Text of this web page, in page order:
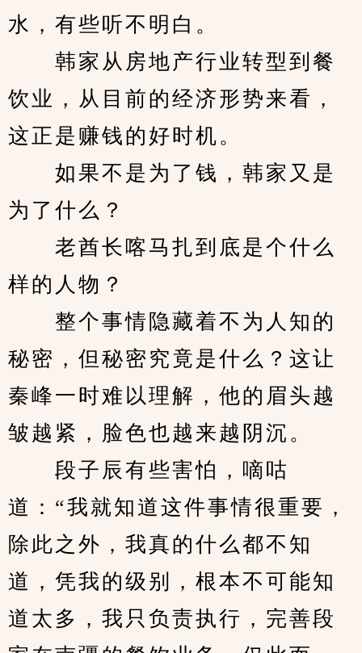
水，有些听不明白。
韩家从房地产行业转型到餐
饮业，从目前的经济形势来看，
这正是赚钱的好时机。
如果不是为了钱，韩家又是
为了什么？
老酋长喀马扎到底是个什么
样的人物？
整个事情隐藏着不为人知的
秘密，但秘密究竟是什么？这让
秦峰一时难以理解，他的眉头越
皱越紧，脸色也越来越阴沉。
段子辰有些害怕，嘀咕
道：“我就知道这件事情很重要，
除此之外，我真的什么都不知
道，凭我的级别，根本不可能知
道太多，我只负责执行，完善段